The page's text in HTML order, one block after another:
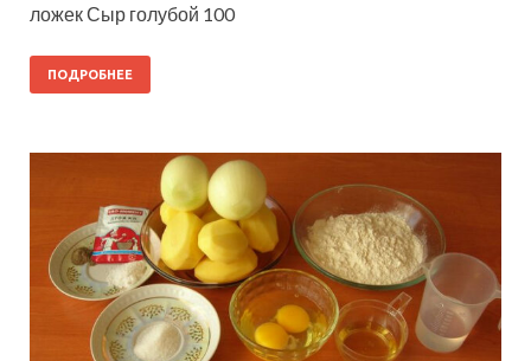
ложек Сыр голубой 100
ПОДРОБНЕЕ